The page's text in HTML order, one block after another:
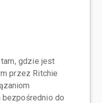
gdzie jest
przez Ritchie
do